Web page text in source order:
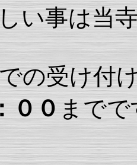
い事は当
の受け付
００までで